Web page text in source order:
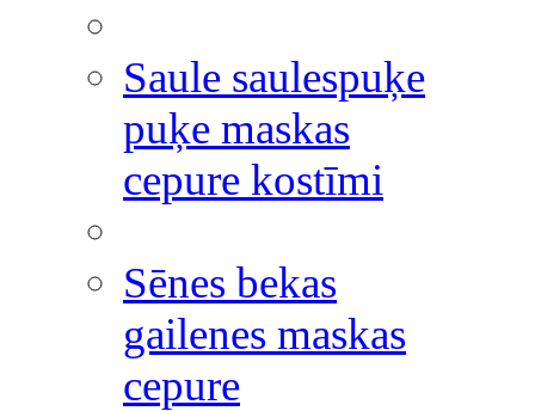
Saule saulespuķe
puķe maskas
cepure kostīmi
Sēnes bekas
gailenes maskas
cepure